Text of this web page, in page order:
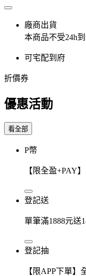
廠商出貨
本商品不受24h
可宅配到府
折價券
優惠活動
看全部
P幣
【限全盈+PAY
登記送
單筆滿1888元送
登記抽
【限APP下單】